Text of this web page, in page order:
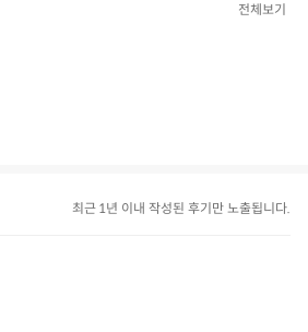
전체보기
최근 1년 이내 작성된 후기만 노출됩니다.